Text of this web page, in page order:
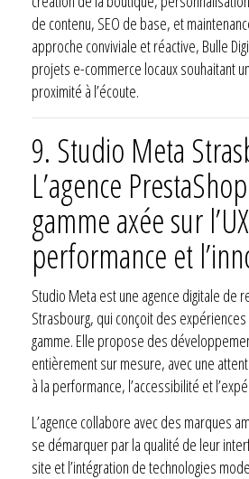
de contenu, SEO de base, et
approche conviviale et réactive, Bulle
projets e-commerce locaux souhaitant
proximité à l’écoute.
9. Studio Meta
L’agence
gamme axée sur
performance et
Studio Meta est une agence digitale de
Strasbourg, qui conçoit des
gamme. Elle propose des
entièrement sur mesure, avec une
à la performance, l’accessibilité et
L’agence collabore avec des marques
se démarquer par la qualité de leur
site et l’intégration de technologies